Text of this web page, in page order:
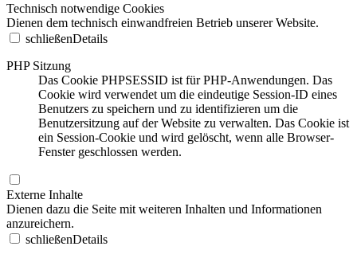
Technisch notwendige Cookies
Dienen dem technisch einwandfreien Betrieb unserer Website.
schließenDetails
PHP Sitzung
Das Cookie PHPSESSID ist für PHP-Anwendungen. Das
Cookie wird verwendet um die eindeutige Session-ID eines
Benutzers zu speichern und zu identifizieren um die
Benutzersitzung auf der Website zu verwalten. Das Cookie ist
ein Session-Cookie und wird gelöscht, wenn alle Browser-
Fenster geschlossen werden.
Externe Inhalte
Dienen dazu die Seite mit weiteren Inhalten und Informationen
anzureichern.
schließenDetails